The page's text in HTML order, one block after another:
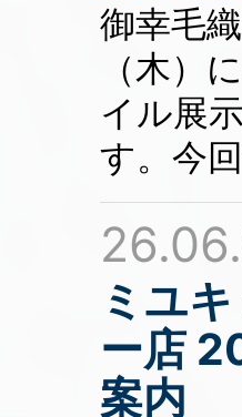
御幸毛
（木）
イル展
す。今
ミユ
ー店
案内